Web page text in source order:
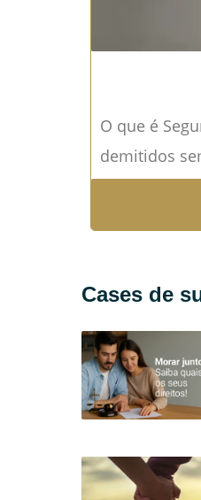
O que é
demitidos
Cases de